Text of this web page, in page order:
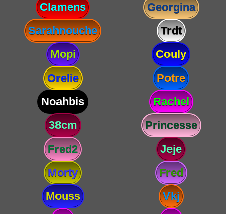
Clamens
Georgina
Sarahnouche
Trdt
Mopi
Couly
Orelie
Potre
Noahbis
Rachel
38cm
Princesse
Fred2
Jeje
Morty
Fred
Mouss
Vkj